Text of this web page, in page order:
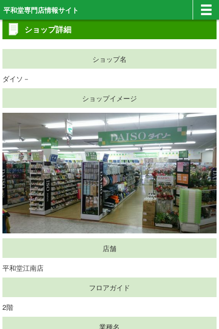
平和堂専門店情報サイト
ショップ詳細
ショップ名
ダイソ－
ショップイメージ
店舗
平和堂江南店
フロアガイド
2階
業種名